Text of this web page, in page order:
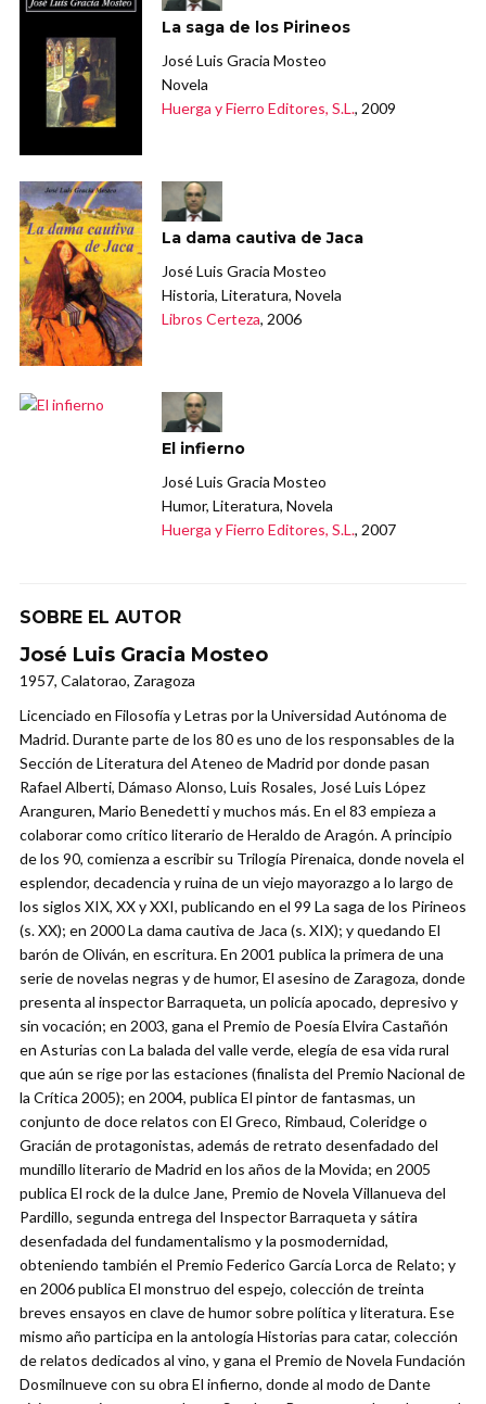
La saga de los Pirineos
José Luis Gracia Mosteo
Novela
Huerga y Fierro Editores, S.L., 2009
La dama cautiva de Jaca
José Luis Gracia Mosteo
Historia, Literatura, Novela
Libros Certeza, 2006
El infierno
José Luis Gracia Mosteo
Humor, Literatura, Novela
Huerga y Fierro Editores, S.L., 2007
SOBRE EL AUTOR
José Luis Gracia Mosteo
1957, Calatorao, Zaragoza
Licenciado en Filosofía y Letras por la Universidad Autónoma de
Madrid. Durante parte de los 80 es uno de los responsables de la
Sección de Literatura del Ateneo de Madrid por donde pasan
Rafael Alberti, Dámaso Alonso, Luis Rosales, José Luis López
Aranguren, Mario Benedetti y muchos más. En el 83 empieza a
colaborar como crítico literario de Heraldo de Aragón. A principio
de los 90, comienza a escribir su Trilogía Pirenaica, donde novela el
esplendor, decadencia y ruina de un viejo mayorazgo a lo largo de
los siglos XIX, XX y XXI, publicando en el 99 La saga de los Pirineos
(s. XX); en 2000 La dama cautiva de Jaca (s. XIX); y quedando El
barón de Oliván, en escritura. En 2001 publica la primera de una
serie de novelas negras y de humor, El asesino de Zaragoza, donde
presenta al inspector Barraqueta, un policía apocado, depresivo y
sin vocación; en 2003, gana el Premio de Poesía Elvira Castañón
en Asturias con La balada del valle verde, elegía de esa vida rural
que aún se rige por las estaciones (finalista del Premio Nacional de
la Crítica 2005); en 2004, publica El pintor de fantasmas, un
conjunto de doce relatos con El Greco, Rimbaud, Coleridge o
Gracián de protagonistas, además de retrato desenfadado del
mundillo literario de Madrid en los años de la Movida; en 2005
publica El rock de la dulce Jane, Premio de Novela Villanueva del
Pardillo, segunda entrega del Inspector Barraqueta y sátira
desenfadada del fundamentalismo y la posmodernidad,
obteniendo también el Premio Federico García Lorca de Relato; y
en 2006 publica El monstruo del espejo, colección de treinta
breves ensayos en clave de humor sobre política y literatura. Ese
mismo año participa en la antología Historias para catar, colección
de relatos dedicados al vino, y gana el Premio de Novela Fundación
Dosmilnueve con su obra El infierno, donde al modo de Dante